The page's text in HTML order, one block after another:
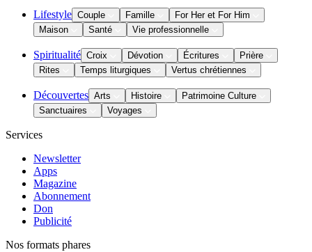
Lifestyle Couple Famille
For Her et For Him
Maison
Santé Vie professionnelle
Spiritualité Croix Dévotion Écritures
Prière
Rites
Temps liturgiques Vertus chrétiennes
Découvertes Arts Histoire
Patrimoine Culture
Sanctuaires
Voyages
Services
Newsletter
Apps
Magazine
Abonnement
Don
Publicité
Nos formats phares